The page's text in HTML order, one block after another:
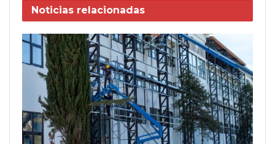
Noticias relacionadas